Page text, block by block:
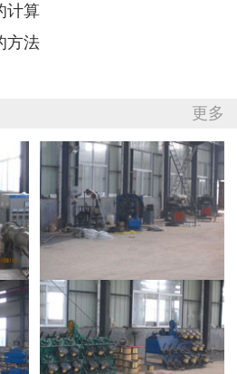
计算
方法
更多